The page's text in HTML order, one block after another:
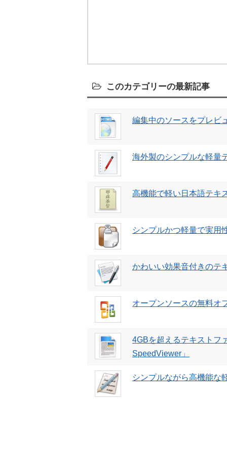
このカテゴリーの最新記事
編集中のソースをプレビ
海外製のシンプルな軽量
高機能で軽い日本語テキ
シンプルかつ軽量で実用
かわいい効果音付きのテ
オープンソースの無料オ
4GBを超えるテキストフ
SpeedViewer」
シンプルながら高機能な